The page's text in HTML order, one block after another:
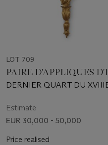
LOT 709
PAIRE D'APPLIQUES
DERNIER QUART DU
Estimate
EUR 30,000 - 50,000
Price realised